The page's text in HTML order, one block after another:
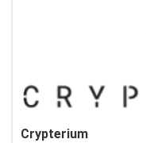
Crypterium